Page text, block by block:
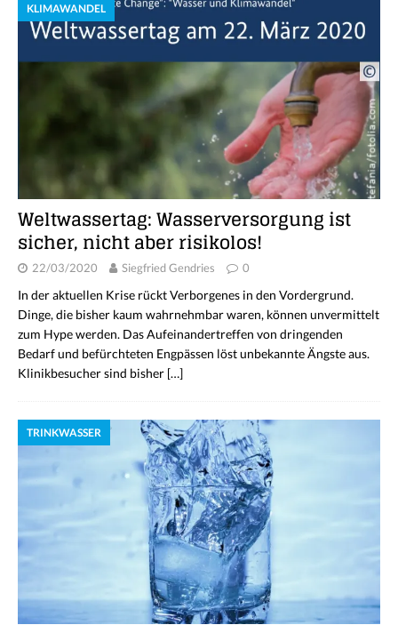
KLIMAWANDEL
Weltwassertag: Wasserversorgung ist
sicher, nicht aber risikolos!
22/03/2020 Siegfried Gendries 0
In der aktuellen Krise rückt Verborgenes in den Vordergrund.
Dinge, die bisher kaum wahrnehmbar waren, können unvermittelt
zum Hype werden. Das Aufeinandertreffen von dringenden
Bedarf und befürchteten Engpässen löst unbekannte Ängste aus.
Klinikbesucher sind bisher […]
TRINKWASSER